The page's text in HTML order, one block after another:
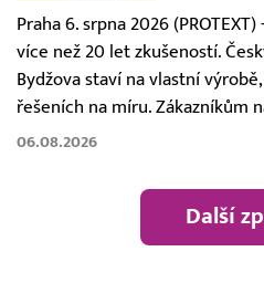
Praha 6. srpna 2026
více než 20 let zkušeností.
Bydžova staví na vlastní
řešeních na míru. Zákazníkům
06.08.2026
Další